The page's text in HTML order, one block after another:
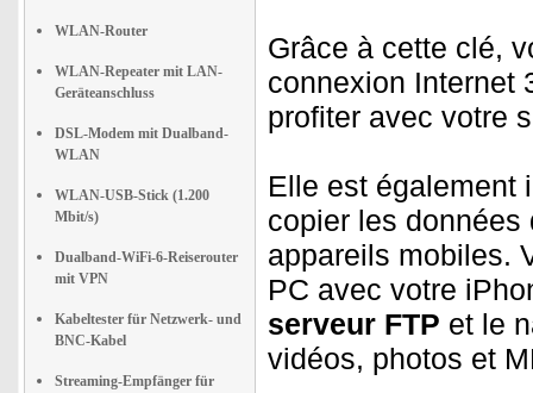
WLAN-Router
WLAN-Repeater mit LAN-
Geräteanschluss
DSL-Modem mit Dualband-
WLAN
WLAN-USB-Stick (1.200
Mbit/s)
Dualband-WiFi-6-Reiserouter
mit VPN
Kabeltester für Netzwerk- und
BNC-Kabel
Streaming-Empfänger für
Grâce à cette clé,
connexion Internet
profiter avec votre
Elle est également
copier les données
appareils mobiles.
PC avec votre
serveur FTP et le
vidéos, photos et